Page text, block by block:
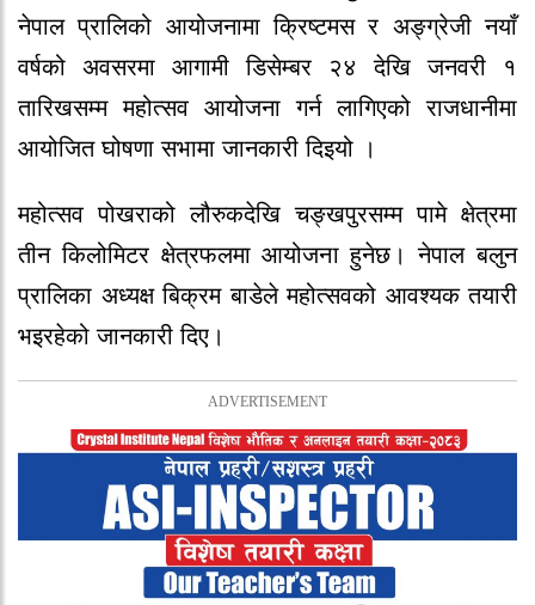
नेपाल प्रालिको आयोजनामा क्रिष्टमस र अङ्ग्रेजी नयाँ
वर्षको अवसरमा आगामी डिसेम्बर २४ देखि जनवरी १
तारिखसम्म महोत्सव आयोजना गर्न लागिएको राजधानीमा
आयोजित घोषणा सभामा जानकारी दिइयो ।
महोत्सव पोखराको लौरुकदेखि चङ्खपुरसम्म पामे क्षेत्रमा
तीन किलोमिटर क्षेत्रफलमा आयोजना हुनेछ। नेपाल बलुन
प्रालिका अध्यक्ष बिक्रम बाडेले महोत्सवको आवश्यक तयारी
भइरहेको जानकारी दिए।